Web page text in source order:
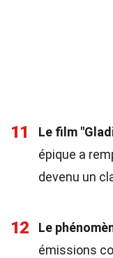
11 Le film
épique a
devenu un
12 Le
émissions